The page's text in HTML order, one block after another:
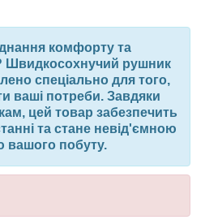
комфорту та
Швидкосохнучий рушник
спеціально для того,
ваші потреби. Завдяки
цей товар забезпечить
та стане невід'ємною
вашого побуту.